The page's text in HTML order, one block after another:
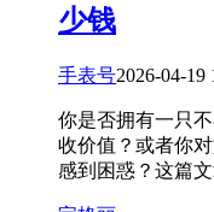
少钱
手表号2026-04-19
你是否拥有一只
收价值？或者你
感到困惑？这篇